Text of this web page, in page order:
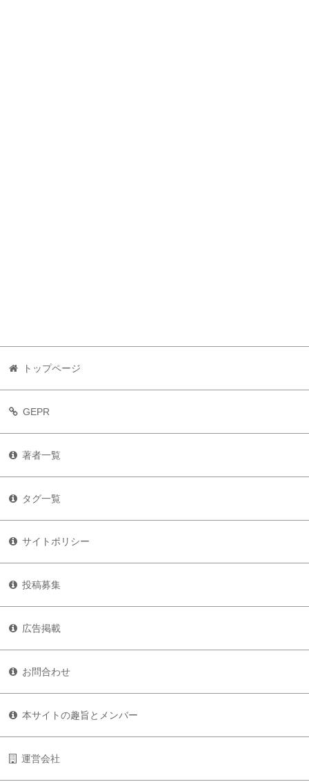
トップページ
GEPR
著者一覧
タグ一覧
サイトポリシー
投稿募集
広告掲載
お問合わせ
本サイトの趣旨とメンバー
運営会社